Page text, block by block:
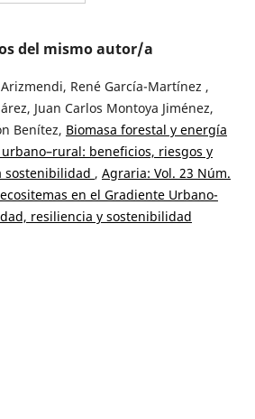
del mismo autor/a
René García-Martínez ,
Juan Carlos Montoya Jiménez,
Benítez, Biomasa forestal y energía
beneficios, riesgos y
sostenibilidad , Agraria: Vol. 23 Núm.
en el Gradiente Urbano-
resiliencia y sostenibilidad